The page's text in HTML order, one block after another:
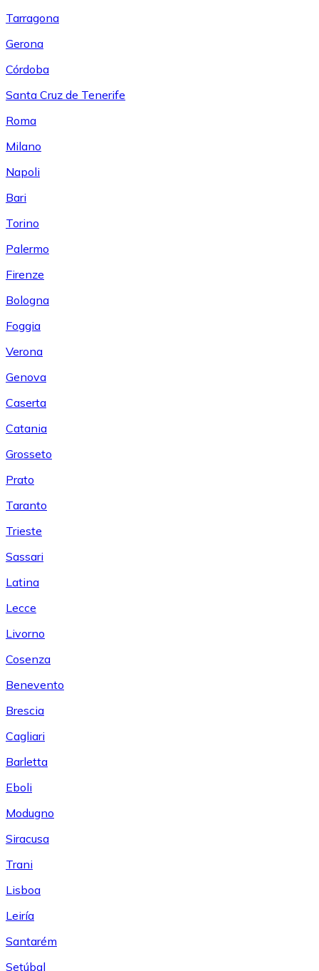
Tarragona
Gerona
Córdoba
Santa Cruz de Tenerife
Roma
Milano
Napoli
Bari
Torino
Palermo
Firenze
Bologna
Foggia
Verona
Genova
Caserta
Catania
Grosseto
Prato
Taranto
Trieste
Sassari
Latina
Lecce
Livorno
Cosenza
Benevento
Brescia
Cagliari
Barletta
Eboli
Modugno
Siracusa
Trani
Lisboa
Leiría
Santarém
Setúbal